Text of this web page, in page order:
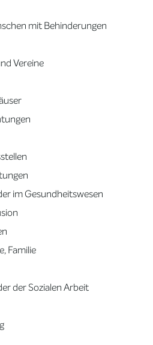
mit Behinderungen
Vereine
im Gesundheitswesen
Familie
der Sozialen Arbeit